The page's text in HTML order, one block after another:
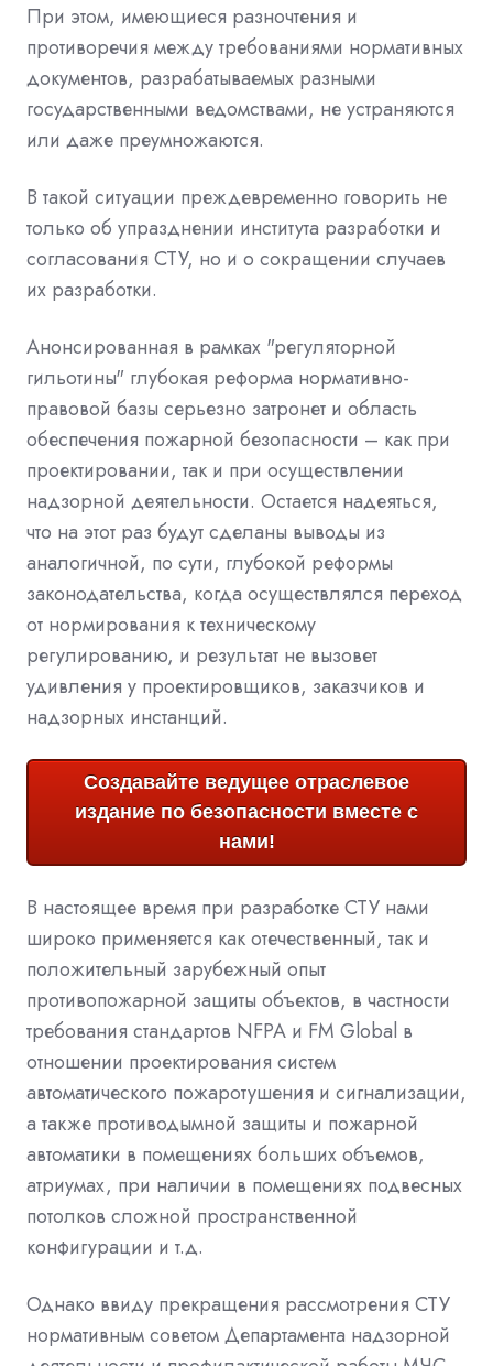
При этом, имеющиеся разночтения и
противоречия между требованиями нормативных
документов, разрабатываемых разными
государственными ведомствами, не устраняются
или даже преумножаются.
В такой ситуации преждевременно говорить не
только об упразднении института разработки и
согласования СТУ, но и о сокращении случаев
их разработки.
Анонсированная в рамках "регуляторной
гильотины" глубокая реформа нормативно-
правовой базы серьезно затронет и область
обеспечения пожарной безопасности – как при
проектировании, так и при осуществлении
надзорной деятельности. Остается надеяться,
что на этот раз будут сделаны выводы из
аналогичной, по сути, глубокой реформы
законодательства, когда осуществлялся переход
от нормирования к техническому
регулированию, и результат не вызовет
удивления у проектировщиков, заказчиков и
надзорных инстанций.
Создавайте ведущее отраслевое
издание по безопасности вместе с
нами!
В настоящее время при разработке СТУ нами
широко применяется как отечественный, так и
положительный зарубежный опыт
противопожарной защиты объектов, в частности
требования стандартов NFPA и FM Global в
отношении проектирования систем
автоматического пожаротушения и сигнализации,
а также противодымной защиты и пожарной
автоматики в помещениях больших объемов,
атриумах, при наличии в помещениях подвесных
потолков сложной пространственной
конфигурации и т.д.
Однако ввиду прекращения рассмотрения СТУ
нормативным советом Департамента надзорной